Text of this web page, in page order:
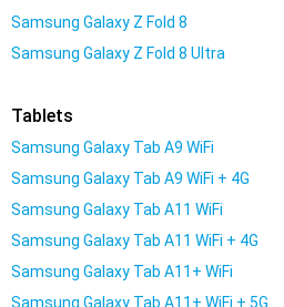
Samsung Galaxy Z Fold 8
Samsung Galaxy Z Fold 8 Ultra
Tablets
Samsung Galaxy Tab A9 WiFi
Samsung Galaxy Tab A9 WiFi + 4G
Samsung Galaxy Tab A11 WiFi
Samsung Galaxy Tab A11 WiFi + 4G
Samsung Galaxy Tab A11+ WiFi
Samsung Galaxy Tab A11+ WiFi + 5G